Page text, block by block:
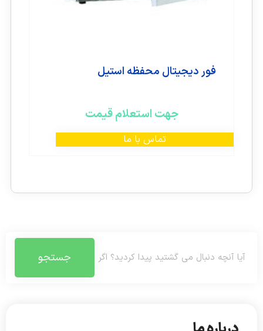
فور دیجیتال محفظه استیل
جهت استعلام قیمت
تماس با ما
جستجو